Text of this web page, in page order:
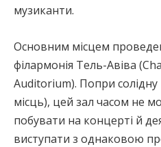
музиканти.
Основним місцем
філармонія Тель-Авіва
Auditorium). Попри солідну
місць), цей зал часом не
побувати на концерті й
виступати з однаковою